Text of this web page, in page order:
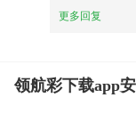
更多回复
领航彩下载app